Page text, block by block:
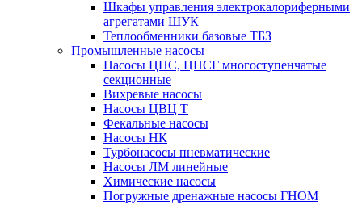
Шкафы управления электрокалориферными
агрегатами ШУК
Теплообменники базовые ТБЗ
Промышленные насосы
Насосы ЦНС, ЦНСГ многоступенчатые
секционные
Вихревые насосы
Насосы ЦВЦ Т
Фекальные насосы
Насосы НК
Турбонасосы пневматические
Насосы ЛМ линейные
Химические насосы
Погружные дренажные насосы ГНОМ